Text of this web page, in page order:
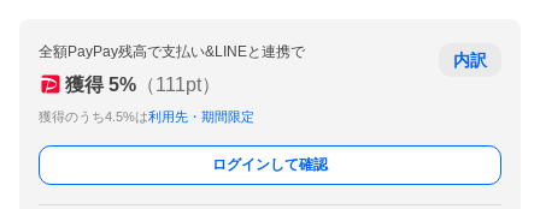
全額PayPay残高で支払い&LINEと連携で
獲得 5% （111pt）
獲得のうち4.5%は利用先・期間限定
内訳
ログインして確認